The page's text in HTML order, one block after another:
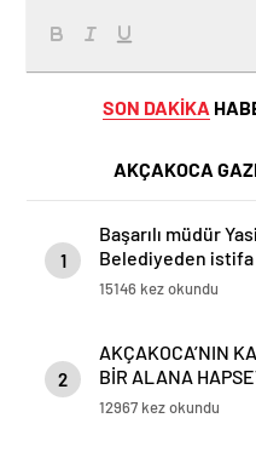
SON DAKİKA
AKÇAKOCA
1
Başarılı müdür
Belediyeden istifa
başına geçiyor
15146 kez okundu
2
AKÇAKOCA’NIN
BİR ALANA
DEĞİL
12967 kez okundu